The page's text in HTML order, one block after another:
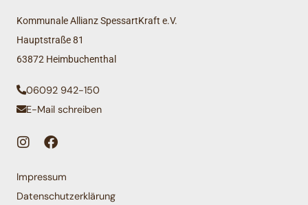
Kommunale Allianz SpessartKraft e.V.
Hauptstraße 81
63872 Heimbuchenthal
06092 942-150
E-Mail schreiben
Impressum
Datenschutzerklärung